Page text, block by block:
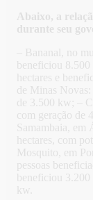
Abaixo, a
durante seu
– Bananal, no
beneficiou
hectares e
de Minas Novas:
de 3.500 kw; –
com geração de
Samambaia, em
hectares, com
Mosquito, em
pessoas
beneficiou
kw.